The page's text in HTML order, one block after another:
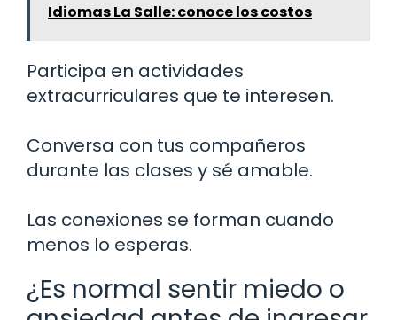
Idiomas La Salle: conoce los costos
Participa en actividades
extracurriculares que te interesen.
Conversa con tus compañeros
durante las clases y sé amable.
Las conexiones se forman cuando
menos lo esperas.
¿Es normal sentir miedo o